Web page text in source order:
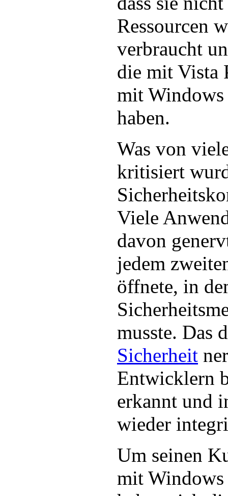
Ressourcen
verbraucht
die mit Vista
mit
haben.
Was von
kritisiert
Viele
davon
jedem
öffnete, in
musste. Das
Sicherheit
Entwicklern
erkannt und
wieder
Um seinen
mit